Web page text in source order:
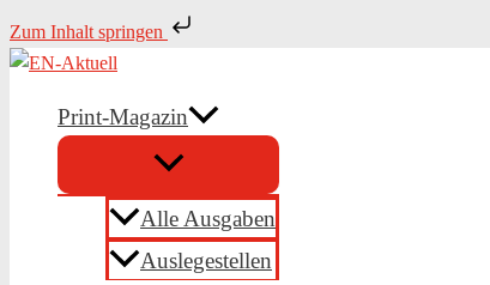
Zum Inhalt springen
Inhalt
springen
Print-Magazin
Alle Ausgaben
Auslegestellen